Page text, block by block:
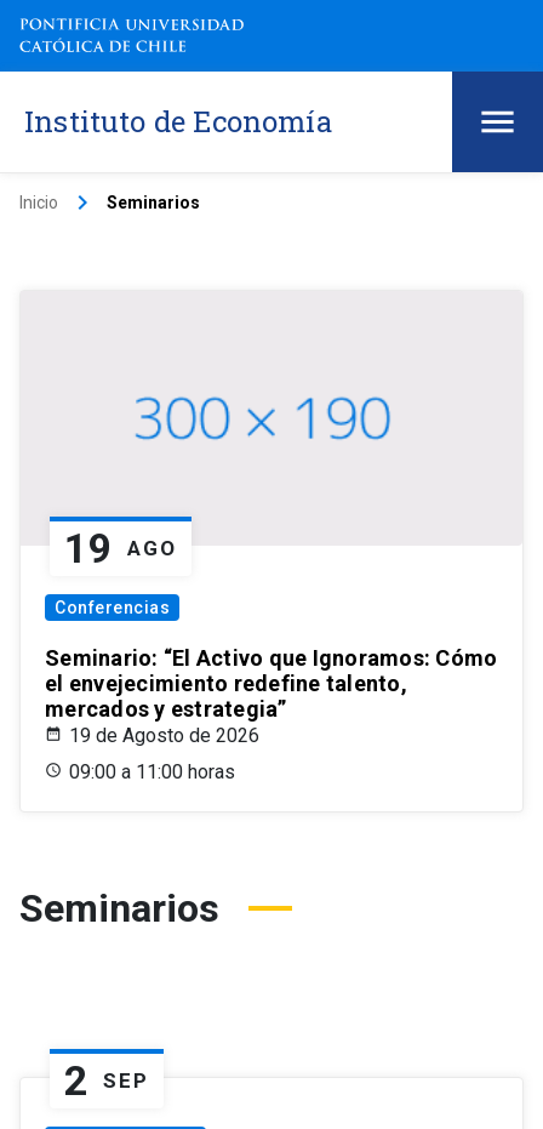
Instituto de Economía
Inicio keyboard_arrow_right Seminarios
19 AGO
Conferencias
Seminario: “El Activo que Ignoramos: Cómo
el envejecimiento redefine talento,
mercados y estrategia”
19 de Agosto de 2026
09:00 a 11:00 horas
Seminarios
2 SEP